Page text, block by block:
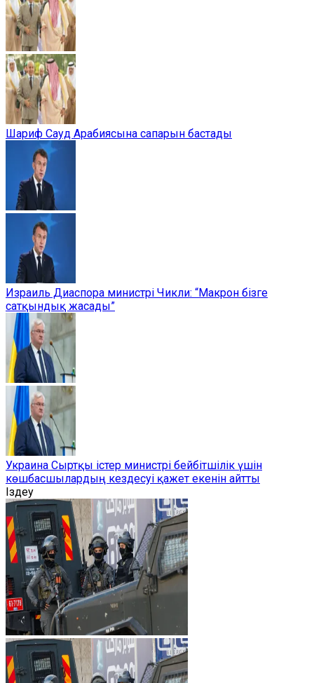
Шариф Сауд Арабиясына сапарын бастады
Израиль Диаспора министрі Чикли: “Макрон бізге
сатқындық жасады”
Украина Сыртқы істер министрі бейбітшілік үшін
көшбасшылардың кездесуі қажет екенін айтты
Іздеу